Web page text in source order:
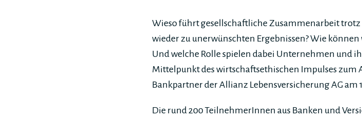
Wieso führt gesellschaftliche Zusammenarbeit
wieder zu unerwünschten Ergebnissen? Wie
Und welche Rolle spielen dabei Unternehmen und
Mittelpunkt des wirtschaftsethischen Impulses zum
Bankpartner der Allianz Lebensversicherung AG am
Die rund 200 TeilnehmerInnen aus Banken und